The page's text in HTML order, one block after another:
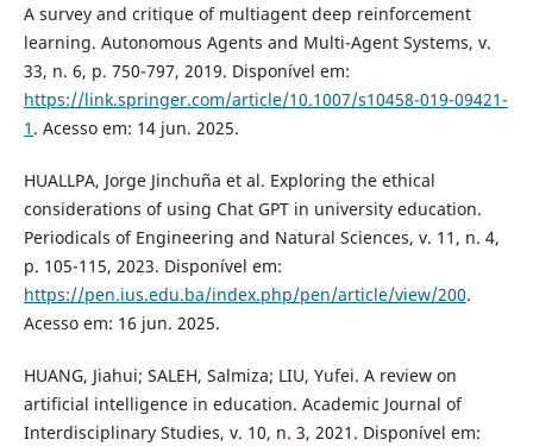
A survey and critique of multiagent deep reinforcement
learning. Autonomous Agents and Multi-Agent Systems, v.
33, n. 6, p. 750-797, 2019. Disponível em:
https://link.springer.com/article/10.1007/s10458-019-09421-
1 . Acesso em: 14 jun. 2025.
HUALLPA, Jorge Jinchuña et al. Exploring the ethical
considerations of using Chat GPT in university education.
Periodicals of Engineering and Natural Sciences, v. 11, n. 4,
p. 105-115, 2023. Disponível em:
https://pen.ius.edu.ba/index.php/pen/article/view/200.
Acesso em: 16 jun. 2025.
HUANG, Jiahui; SALEH, Salmiza; LIU, Yufei. A review on
artificial intelligence in education. Academic Journal of
Interdisciplinary Studies, v. 10, n. 3, 2021. Disponível em: